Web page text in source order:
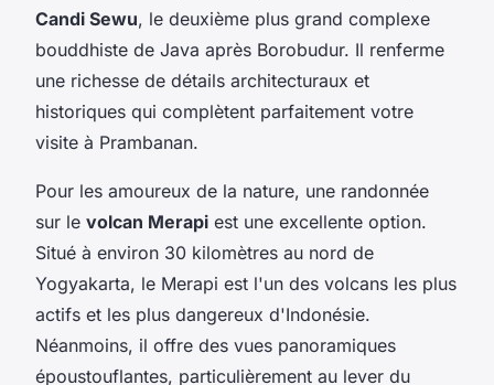
Candi Sewu, le deuxième plus grand complexe
bouddhiste de Java après Borobudur. Il renferme
une richesse de détails architecturaux et
historiques qui complètent parfaitement votre
visite à Prambanan.
Pour les amoureux de la nature, une randonnée
sur le volcan Merapi est une excellente option.
Situé à environ 30 kilomètres au nord de
Yogyakarta, le Merapi est l'un des volcans les plus
actifs et les plus dangereux d'Indonésie.
Néanmoins, il offre des vues panoramiques
époustouflantes, particulièrement au lever du